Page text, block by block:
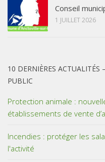
Conseil
1 JUILLET 2026
10 DERNIÈRES ACTUALITÉS
PUBLIC
Protection animale :
établissements de vente
Incendies : protéger les
l'activité